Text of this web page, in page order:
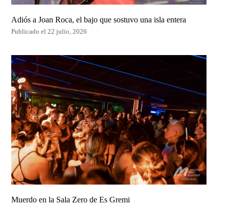
Adiós a Joan Roca, el bajo que sostuvo una isla entera
Publicado el 22 julio, 2026
Muerdo en la Sala Zero de Es Gremi